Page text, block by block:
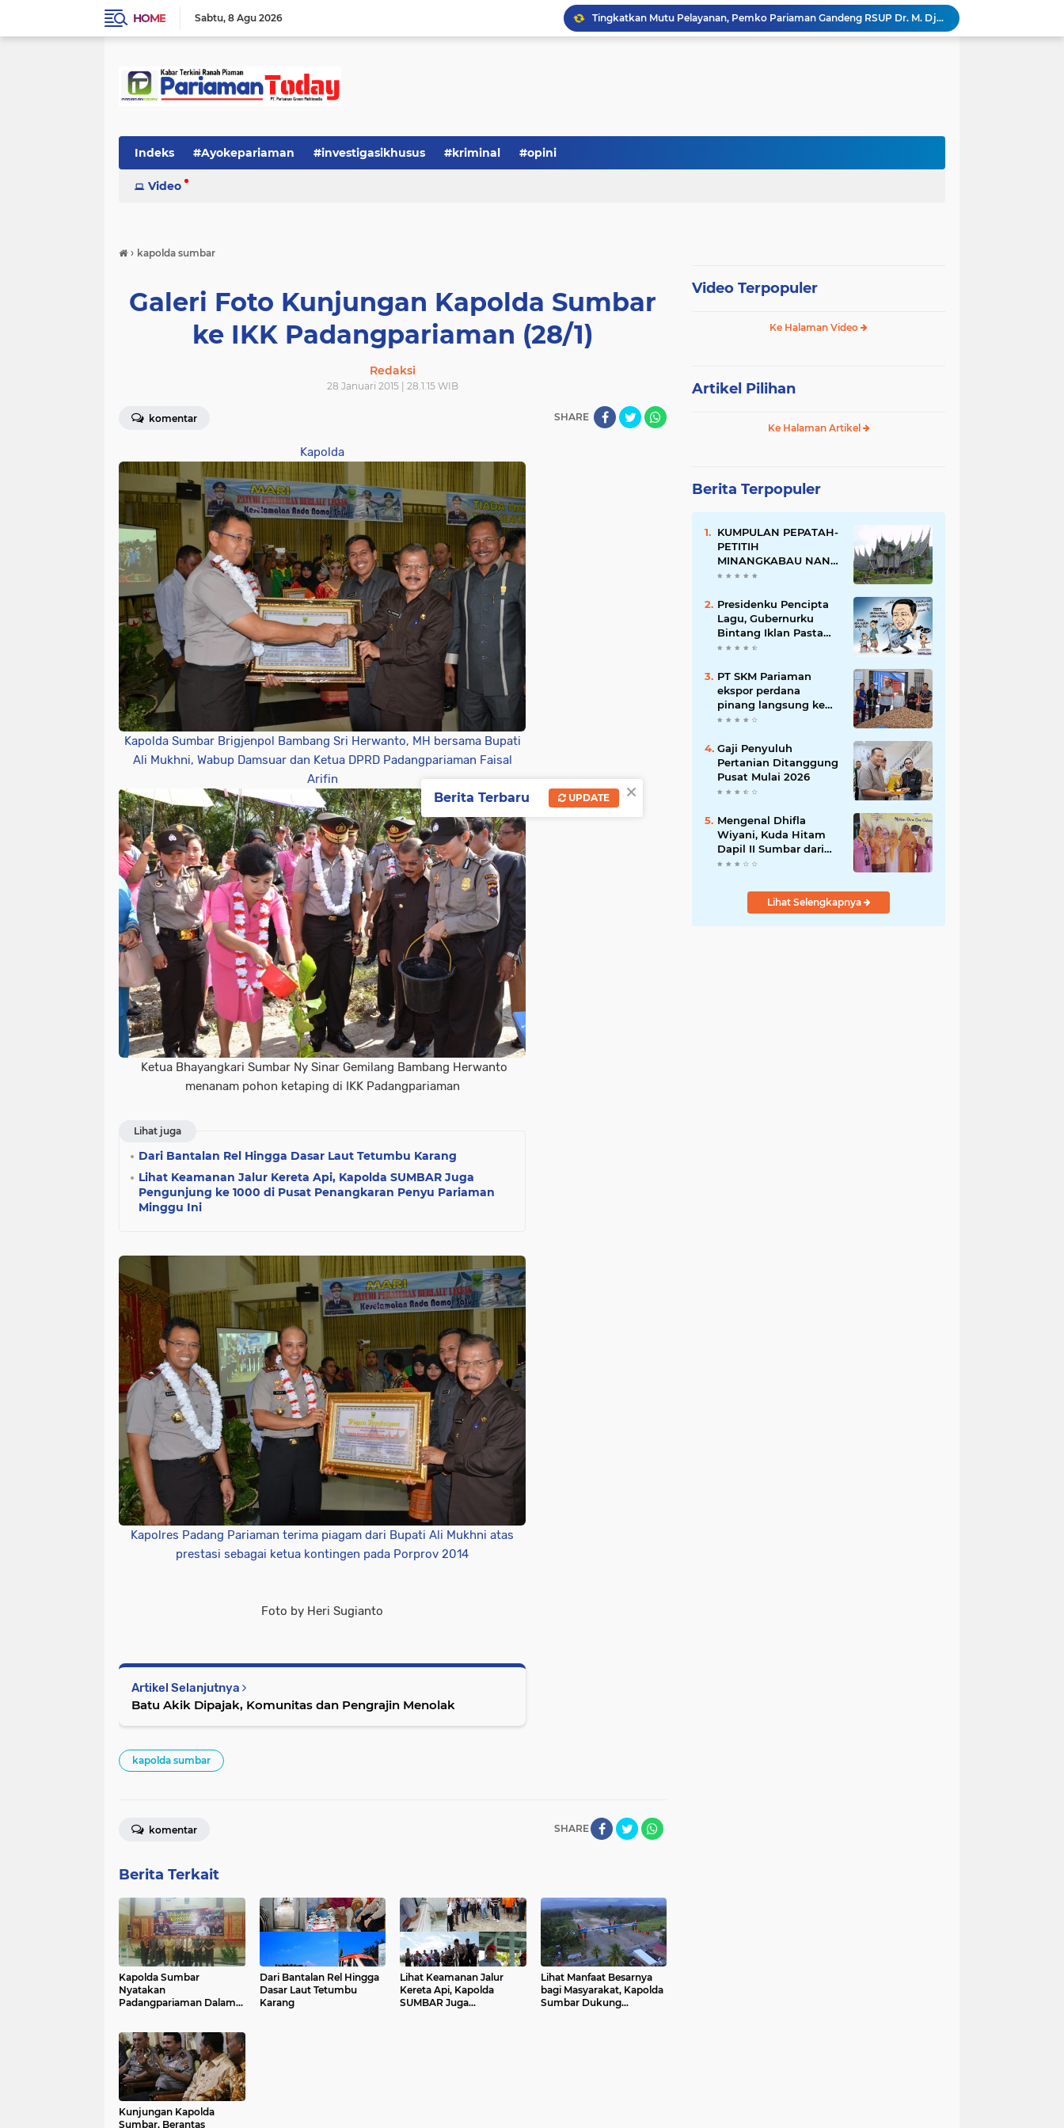
HOME Sabtu 8 Agu 2026
Serba-serbi: Tokoh Publik, Citra Publik
Wali Kota Pariaman Lepas Kontingen Pramuka ke Jambore Nasional XII di Cibubur
SEPEDA TANTE, Inovasi Digital Pemko Pariaman Percepat Pendaftaran Tanda Tangan Elektronik
Indeks #Ayokepariaman #investigasikhusus #kriminal #opini
Video
› kapolda sumbar
Galeri Foto Kunjungan Kapolda Sumbar
ke IKK Padangpariaman (28/1)
Redaksi
28 Januari 2015 | 28.1.15 WIB
komentar SHARE
Kapolda
Kapolda Sumbar Brigjenpol Bambang Sri Herwanto, MH bersama Bupati
Ali Mukhni, Wabup Damsuar dan Ketua DPRD Padangpariaman Faisal
Arifin
Ketua Bhayangkari Sumbar Ny Sinar Gemilang Bambang Herwanto
menanam pohon ketaping di IKK Padangpariaman
Lihat juga
Dari Bantalan Rel Hingga Dasar Laut Tetumbu Karang
Lihat Keamanan Jalur Kereta Api, Kapolda SUMBAR Juga
Pengunjung ke 1000 di Pusat Penangkaran Penyu Pariaman
Minggu Ini
Kapolres Padang Pariaman terima piagam dari Bupati Ali Mukhni atas
prestasi sebagai ketua kontingen pada Porprov 2014
Foto by Heri Sugianto
Artikel Selanjutnya
Batu Akik Dipajak, Komunitas dan Pengrajin Menolak
kapolda sumbar
SHARE
komentar
Berita Terkait
Kapolda Sumbar
Nyatakan
Padangpariaman Dalam
Dari Bantalan Rel Hingga
Dasar Laut Tetumbu
Karang
Lihat Keamanan Jalur
Kereta Api, Kapolda
SUMBAR Juga
Lihat Manfaat Besarnya
bagi Masyarakat, Kapolda
Sumbar Dukung
Kunjungan Kapolda
Sumbar, Berantas
Video Terpopuler
Ke Halaman Video
Artikel Pilihan
Ke Halaman Artikel
Berita Terpopuler
KUMPULAN PEPATAH-
PETITIH
MINANGKABAU NAN
ELOK
Presidenku Pencipta
Lagu, Gubernurku
Bintang Iklan Pasta
Gigi
PT SKM Pariaman
ekspor perdana
pinang langsung ke
India
Gaji Penyuluh
Pertanian Ditanggung
Pusat Mulai 2026
Mengenal Dhifla
Wiyani, Kuda Hitam
Dapil II Sumbar dari
Golkar
Lihat Selengkapnya
×
Berita Terbaru UPDATE